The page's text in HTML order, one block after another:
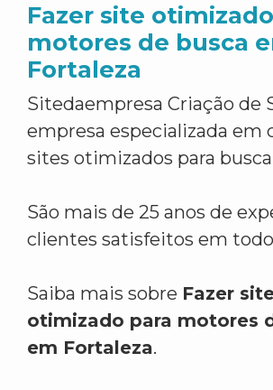
Fazer site
motores de busca
Fortaleza
Sitedaempresa Criação de
empresa especializada em
sites otimizados para
São mais de 25 anos de
clientes satisfeitos em
Saiba mais sobre Fazer
otimizado para motores
em Fortaleza.